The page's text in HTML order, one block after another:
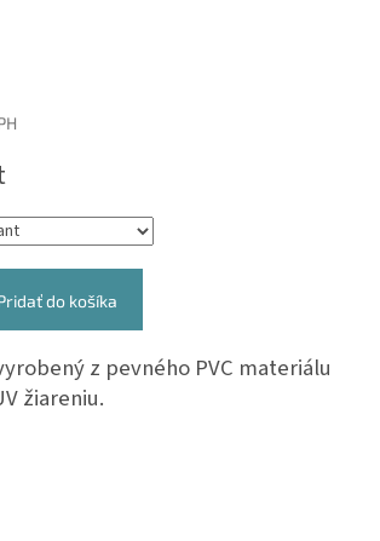
do košíka
z pevného PVC materiálu
žiareniu.